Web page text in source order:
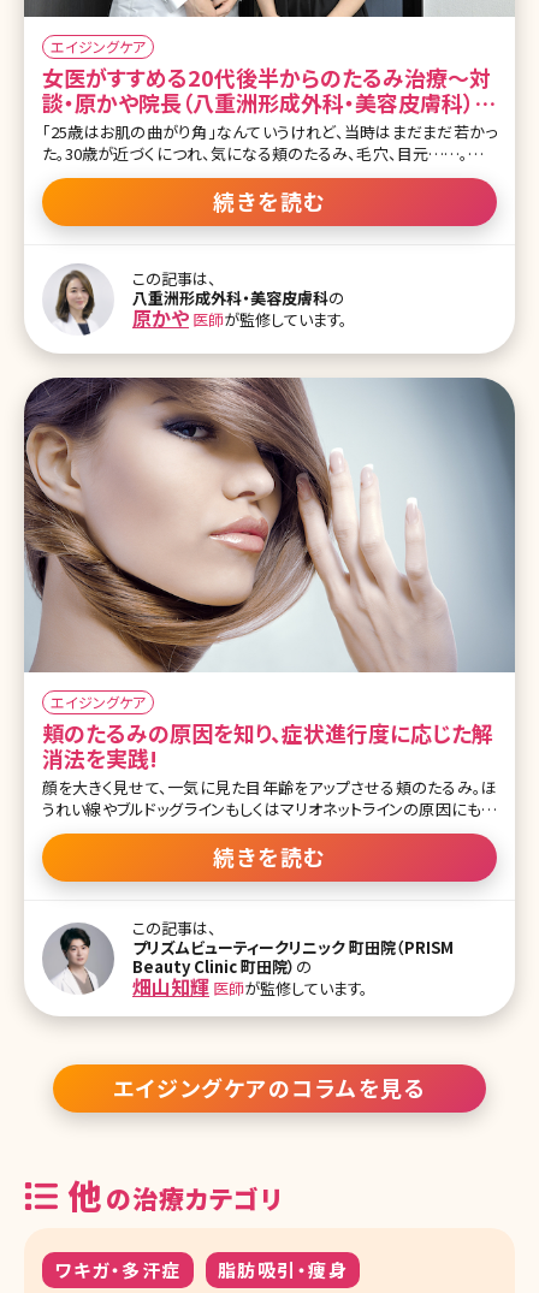
エイジングケア
女医がすすめる20代後半からのたるみ治療〜対
談・原かや院長（八重洲形成外科・美容皮膚科）✕
北条かや〜
「25歳はお肌の曲がり角」なんていうけれど、当時はまだまだ若かっ
た。30歳が近づくにつれ、気になる頬のたるみ、毛穴、目元……。アン
チエイジングを始めるにはまだ早い気がするけれど、どんなケアをす
ればいいの?美容皮膚科・外科って怖くない?そんな疑問を解決すべ
く、八重洲形成外科・美容皮膚科院長の原かや先生にお話を伺ってき
うお名前。勝手にご縁を感じ、対談は大盛り上がり。原かや先生にた
っぷり、「ためになるアンチエイジングの話」を聞いてきましたよ!前
編、後編に分けてお届けします。 ▼原かや先生、北条かやさん対談記
事の後編や他の記事はこちら [ctb column] 若い人には、シミではな
くたるみの治療がおすすめ 北条かや（以下H）：先生は、形成外科の
と、お肌のエ
続きを読む
この記事は、
八重洲形成外科・美容皮膚科の
原かや 医師が監修しています。
エイジングケア
頬のたるみの原因を知り、症状進行度に応じた解
消法を実践!
顔を大きく見せて、一気に見た目年齢をアップさせる頬のたるみ。ほ
うれい線やブルドッグラインもしくはマリオネットラインの原因にもな
り、頬がたるんでいるだけで、10歳以上老けて見られてしまうことも
あります。加齢による肌の衰えが大きな原因ですが、実はそれ以外に
も頬のたるみが起こる理由があります。ここでは頬がたるむ原因や改
のたるみ方は遺伝します。皆さんも、皆さんのご両親のような顔にだ
んだんなっていきます。たるみの原因は皮膚・脂肪・筋肉・骨格による
ものなど多岐にわたります。信頼できるドクターに診てもらい適切な
治療を受けましょう。 目次 1.頬のたるみって? 1-1.頬のたるみって？
1-2.頬のたるみが起こる原因 2.頬のたるみを改善する方法 2-1.頬の
たるみを改善するコスメ 2-2
続きを読む
この記事は、
プリズムビューティークリニック 町田院（PRISM
Beauty Clinic 町田院） の
畑山知輝 医師が監修しています。
エイジングケアのコラムを見る
他の治療カテゴリ
ワキガ・多汗症
脂肪吸引・痩身